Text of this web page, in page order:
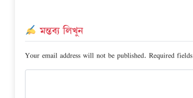
মন্তব্য লিখুন
Your email address will not be published. Required